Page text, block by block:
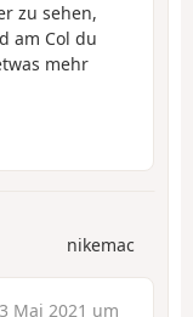
zu sehen,
am Col du
mehr
nikemac
Mai 2021 um